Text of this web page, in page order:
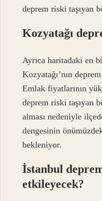
deprem riski taşıyan
Kozyatağı
Ayrıca haritadaki en
Kozyatağı’nın
Emlak fiyatlarının
deprem riski taşıyan
alması nedeniyle
dengesinin
bekleniyor.
İstanbul
etkileyecek?